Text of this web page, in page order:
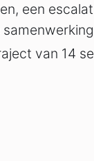
een
van 14